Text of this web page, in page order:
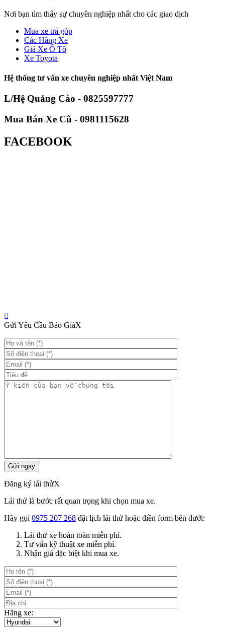
Nơi bạn tìm thấy sự chuyên nghiệp nhất cho các giao dịch
Mua xe trả góp
Các Hãng Xe
Giá Xe Ô Tô
Xe Toyota
Hệ thống tư vấn xe chuyên nghiệp nhất Việt Nam
L/Hệ Quảng Cáo - 0825597777
Mua Bán Xe Cũ - 0981115628
FACEBOOK
Gửi Yêu Cầu Báo GiáX
Đăng ký lái thửX
Lái thử là bước rất quan trọng khi chọn mua xe.
Hãy gọi 0975 207 268 đặt lịch lái thử hoặc điền form bên dưới:
Lái thử xe hoàn toàn miễn phí.
Tư vấn kỹ thuật xe miễn phí.
Nhận giá đặc biệt khi mua xe.
Hãng xe: